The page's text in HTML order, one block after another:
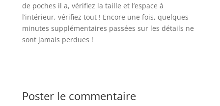
de poches il a, vérifiez la taille et l’espace à
l’intérieur, vérifiez tout ! Encore une fois, quelques
minutes supplémentaires passées sur les détails ne
sont jamais perdues !
Poster le commentaire